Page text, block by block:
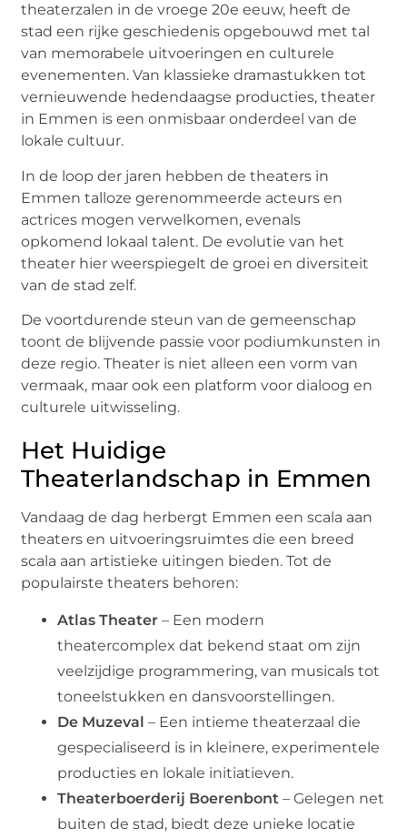
theaterzalen in de vroege 20e eeuw, heeft de
stad een rijke geschiedenis opgebouwd met tal
van memorabele uitvoeringen en culturele
evenementen. Van klassieke dramastukken tot
vernieuwende hedendaagse producties, theater
in Emmen is een onmisbaar onderdeel van de
lokale cultuur.
In de loop der jaren hebben de theaters in
Emmen talloze gerenommeerde acteurs en
actrices mogen verwelkomen, evenals
opkomend lokaal talent. De evolutie van het
theater hier weerspiegelt de groei en diversiteit
van de stad zelf.
De voortdurende steun van de gemeenschap
toont de blijvende passie voor podiumkunsten in
deze regio. Theater is niet alleen een vorm van
vermaak, maar ook een platform voor dialoog en
culturele uitwisseling.
Het Huidige
Theaterlandschap in Emmen
Vandaag de dag herbergt Emmen een scala aan
theaters en uitvoeringsruimtes die een breed
scala aan artistieke uitingen bieden. Tot de
populairste theaters behoren:
Atlas Theater – Een modern
theatercomplex dat bekend staat om zijn
veelzijdige programmering, van musicals tot
toneelstukken en dansvoorstellingen.
De Muzeval – Een intieme theaterzaal die
gespecialiseerd is in kleinere, experimentele
producties en lokale initiatieven.
Theaterboerderij Boerenbont – Gelegen net
buiten de stad, biedt deze unieke locatie